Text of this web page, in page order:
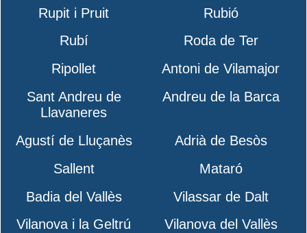
Rupit i Pruit
Rubió
Rubí
Roda de Ter
Ripollet
Antoni de Vilamajor
Sant Andreu de
Llavaneres
Andreu de la Barca
Agustí de Lluçanès
Adrià de Besòs
Sallent
Mataró
Badia del Vallès
Vilassar de Dalt
Vilanova i la Geltrú
Vilanova del Vallès